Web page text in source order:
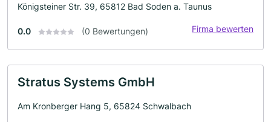
Königsteiner Str. 39, 65812 Bad Soden a. Taunus
0.0 (0 Bewertungen) Firma bewerten
Stratus Systems GmbH
Am Kronberger Hang 5, 65824 Schwalbach